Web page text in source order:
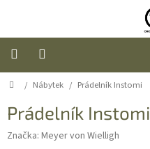
Úvod
Nábytek
Domů
/ Nábytek / Prádelník Instomi
Prádelník Instomi
Značka: Meyer von Wielligh